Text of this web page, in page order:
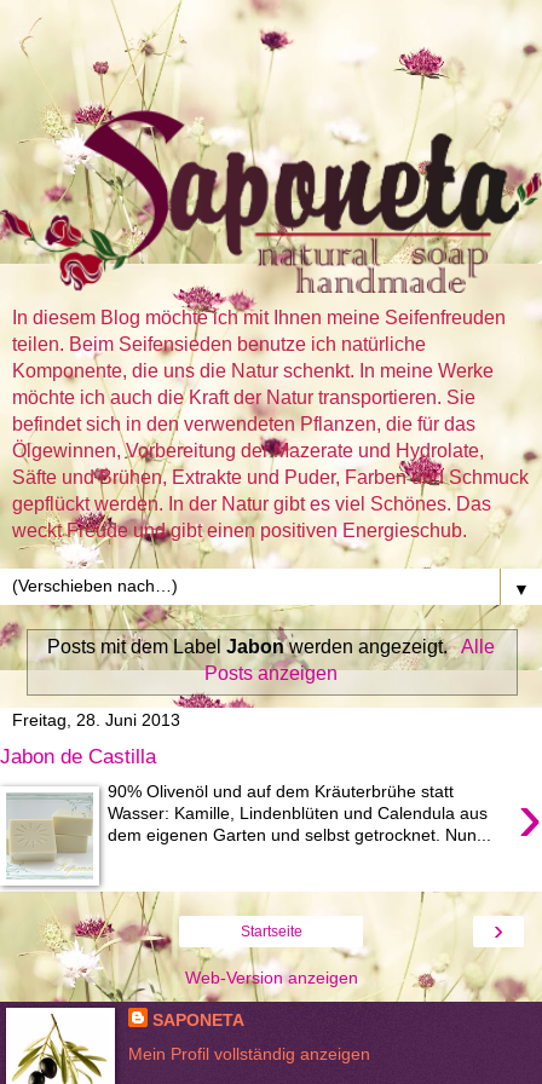
In diesem Blog möchte ich mit Ihnen meine Seifenfreuden
teilen. Beim Seifensieden benutze ich natürliche
Komponente, die uns die Natur schenkt. In meine Werke
möchte ich auch die Kraft der Natur transportieren. Sie
befindet sich in den verwendeten Pflanzen, die für das
Ölgewinnen, Vorbereitung der Mazerate und Hydrolate,
Säfte und Brühen, Extrakte und Puder, Farben und Schmuck
gepflückt werden. In der Natur gibt es viel Schönes. Das
weckt Freude und gibt einen positiven Energieschub.
▼
Posts mit dem LabelJabonwerden angezeigt. Alle
Posts anzeigen
Freitag, 28. Juni 2013
Jabon de Castilla
›
90% Olivenöl und auf dem Kräuterbrühe statt
Wasser: Kamille, Lindenblüten und Calendula aus
dem eigenen Garten und selbst getrocknet. Nun...
›
Startseite
Web-Version anzeigen
SAPONETA
Mein Profil vollständig anzeigen